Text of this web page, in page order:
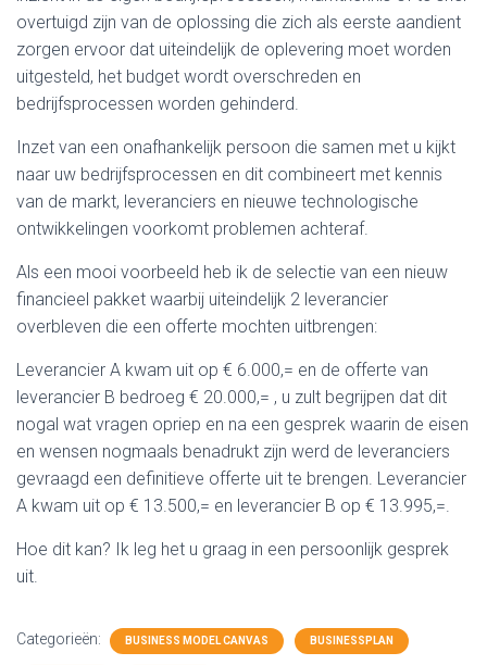
overtuigd zijn van de oplossing die zich als eerste aandient
zorgen ervoor dat uiteindelijk de oplevering moet worden
uitgesteld, het budget wordt overschreden en
bedrijfsprocessen worden gehinderd.
Inzet van een onafhankelijk persoon die samen met u kijkt
naar uw bedrijfsprocessen en dit combineert met kennis
van de markt, leveranciers en nieuwe technologische
ontwikkelingen voorkomt problemen achteraf.
Als een mooi voorbeeld heb ik de selectie van een nieuw
financieel pakket waarbij uiteindelijk 2 leverancier
overbleven die een offerte mochten uitbrengen:
Leverancier A kwam uit op € 6.000,= en de offerte van
leverancier B bedroeg € 20.000,= , u zult begrijpen dat dit
nogal wat vragen opriep en na een gesprek waarin de eisen
en wensen nogmaals benadrukt zijn werd de leveranciers
gevraagd een definitieve offerte uit te brengen. Leverancier
A kwam uit op € 13.500,= en leverancier B op € 13.995,=.
Hoe dit kan? Ik leg het u graag in een persoonlijk gesprek
uit.
Categorieën: BUSINESS MODEL CANVAS BUSINESSPLAN